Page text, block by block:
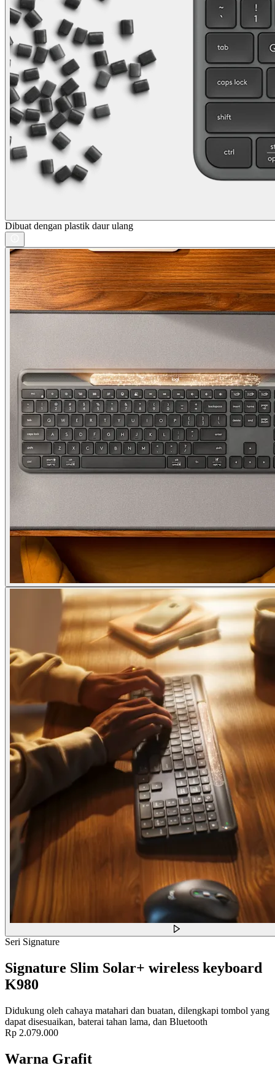
Dibuat dengan plastik daur ulang
Seri Signature
Signature Slim Solar+ wireless keyboard
K980
Didukung oleh cahaya matahari dan buatan, dilengkapi tombol yang
dapat disesuaikan, baterai tahan lama, dan Bluetooth
Rp 2.079.000
Warna Grafit